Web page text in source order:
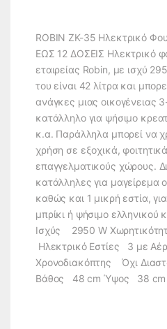
ROBIN ZK-35 Ηλεκτρικό
ΕΩΣ 12 ΔΟΣΕΙΣ Ηλεκτρικό
εταιρείας Robin, με ισχύ
του είναι 42 λίτρα και
ανάγκες μιας οικογένειας
κατάλληλο για ψήσιμο
κ.α. Παράλληλα μπορεί να
χρήση σε εξοχικά,
επαγγελματικούς χώρους.
κατάλληλες για μαγείρεμα
καθώς και 1 μικρή εστία,
μπρίκι ή ψήσιμο
Ισχύς 2950 W
Ηλεκτρικό Εστίες 3 με
Χρονοδιακόπτης Όχι
Βάθος 48 cm Ύψος 38 cm